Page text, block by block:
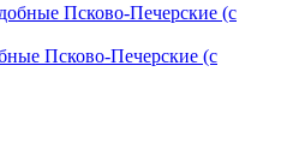
Псково-Печерские (с